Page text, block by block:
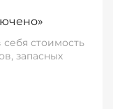
стоимость
запасных